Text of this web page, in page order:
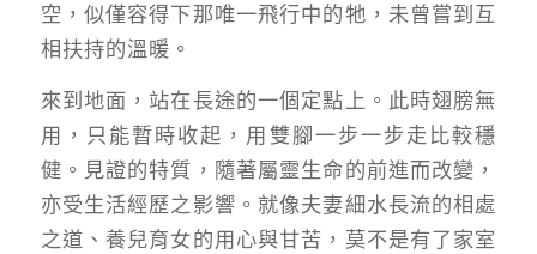
空，似僅容得下那唯一飛行中的牠，未曾嘗到互
相扶持的溫暖。
來到地面，站在長途的一個定點上。此時翅膀無
用，只能暫時收起，用雙腳一步一步走比較穩
健。見證的特質，隨著屬靈生命的前進而改變，
亦受生活經歷之影響。就像夫妻細水長流的相處
之道、養兒育女的用心與甘苦，莫不是有了家室